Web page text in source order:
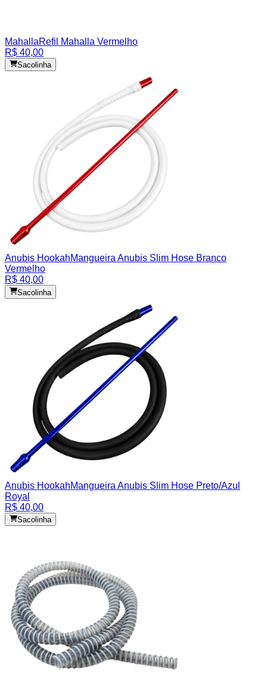
MahallaRefil Mahalla Vermelho
R$ 40,00
Sacolinha
Anubis HookahMangueira Anubis Slim Hose Branco
Vermelho
R$ 40,00
Sacolinha
Anubis HookahMangueira Anubis Slim Hose Preto/Azul
Royal
R$ 40,00
Sacolinha